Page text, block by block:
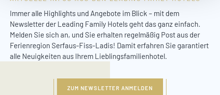
Immer alle Highlights und Angebote im Blick – mit dem
Newsletter der Leading Family Hotels geht das ganz einfach.
Melden Sie sich an, und Sie erhalten regelmäßig Post aus der
Ferienregion Serfaus-Fiss-Ladis! Damit erfahren Sie garantiert
alle Neuigkeiten aus Ihrem Lieblingsfamilienhotel.
ZUM NEWSLETTER ANMELDEN